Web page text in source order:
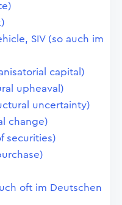
SIV (so auch im
capital)
upheaval)
uncertainty)
change)
securities)
oft im Deutschen